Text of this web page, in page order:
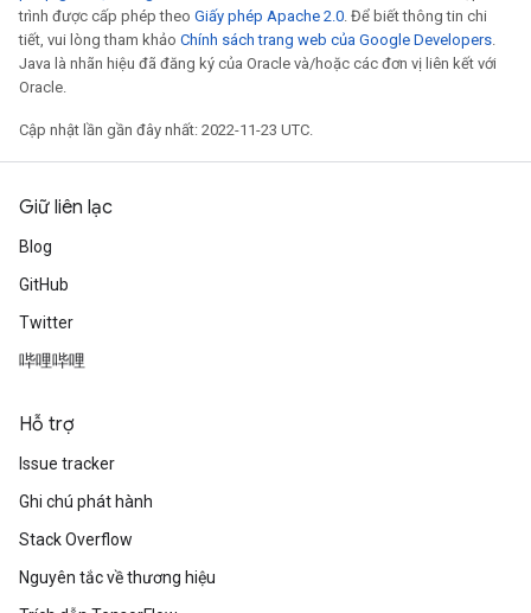
trình được cấp phép theo Giấy phép Apache 2.0. Để biết thông tin chi
tiết, vui lòng tham khảo Chính sách trang web của Google Developers.
Java là nhãn hiệu đã đăng ký của Oracle và/hoặc các đơn vị liên kết với
Oracle.
Cập nhật lần gần đây nhất: 2022-11-23 UTC.
Giữ liên lạc
Blog
GitHub
Twitter
哔哩哔哩
Hỗ trợ
Issue tracker
Ghi chú phát hành
Stack Overflow
Nguyên tắc về thương hiệu